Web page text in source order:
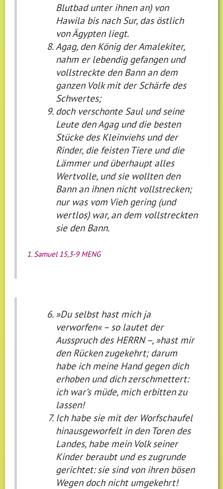
Blutbad unter ihnen an) von
Hawila bis nach Sur, das östlich
von Ägypten liegt.
Agag, den König der Amalekiter,
nahm er lebendig gefangen und
vollstreckte den Bann an dem
ganzen Volk mit der Schärfe des
Schwertes;
doch verschonte Saul und seine
Leute den Agag und die besten
Stücke des Kleinviehs und der
Rinder, die feisten Tiere und die
Lämmer und überhaupt alles
Wertvolle, und sie wollten den
Bann an ihnen nicht vollstrecken;
nur was vom Vieh gering (und
wertlos) war, an dem vollstreckten
sie den Bann.
1. Samuel 15,3-9 MENG
»Du selbst hast mich ja
verworfen« – so lautet der
Ausspruch des HERRN –, »hast mir
den Rücken zugekehrt; darum
habe ich meine Hand gegen dich
erhoben und dich zerschmettert:
ich war’s müde, mich erbitten zu
lassen!
Ich habe sie mit der Worfschaufel
hinausgeworfelt in den Toren des
Landes, habe mein Volk seiner
Kinder beraubt und es zugrunde
gerichtet: sie sind von ihren bösen
Wegen doch nicht umgekehrt!